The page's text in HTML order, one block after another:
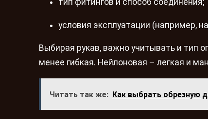
тип фитингов и способ соединения;
условия эксплуатации (например,
Выбирая рукав, важно учитывать и тип
менее гибкая. Нейлоновая – легкая и
Читать так же: Как выбрать обрезную